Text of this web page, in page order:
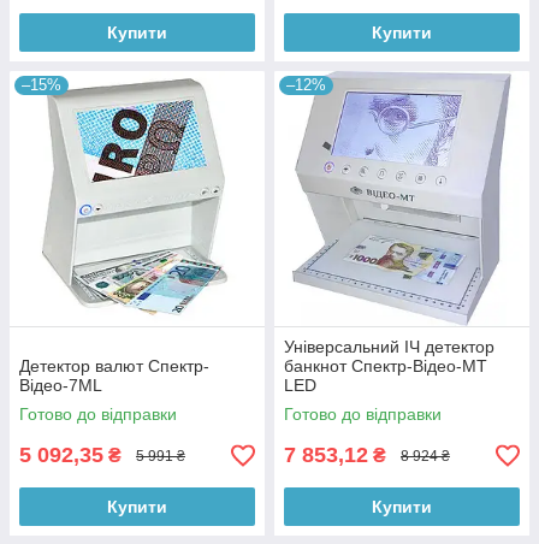
Купити Купити
–15%
Детектор валют Спектр-
Відео-7МL
Готово до відправки
5 092,35 ₴ 5 991 ₴
Купити
–12%
Універсальний ІЧ детектор
банкнот Спектр-Відео-МТ
LED
Готово до відправки
7 853,12 ₴ 8 924 ₴
Купити